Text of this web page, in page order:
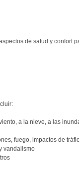
de salud y confort
a la nieve, a las
fuego, impactos de
vandalismo